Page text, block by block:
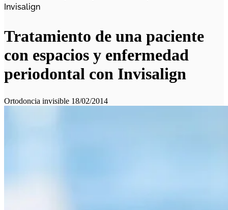
Invisalign
Tratamiento de una paciente
con espacios y enfermedad
periodontal con Invisalign
Ortodoncia invisible 18/02/2014